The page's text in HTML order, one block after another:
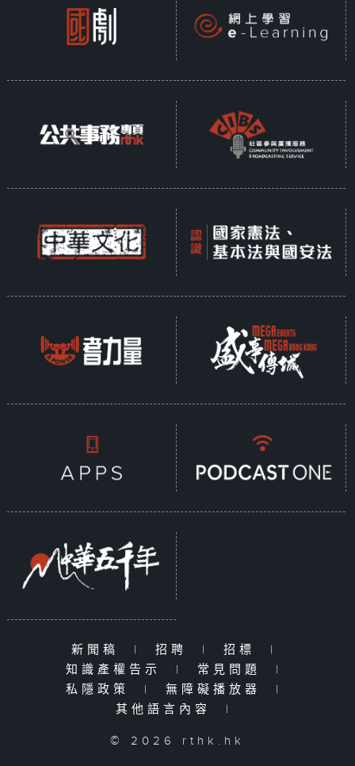
新聞稿 | 招聘 | 招標
|
知識產權告示
| 常見問題
|
私隱政策
| 無障礙播放器
|
其他語言內容
|
© 2026 rthk.hk